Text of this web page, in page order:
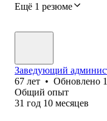
Ещё 1 резюме
Заведующий
67 лет • Обновлено
Общий опыт
31 год 10 месяцев